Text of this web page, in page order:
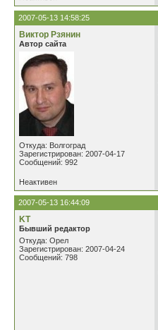
2007-05-13 14:58:25
Виктор Рзянин
Автор сайта
Откуда: Волгоград
Зарегистрирован: 2007-04-17
Сообщений: 992
Неактивен
2007-05-13 16:44:09
KT
Бывший редактор
Откуда: Орел
Зарегистрирован: 2007-04-24
Сообщений: 798